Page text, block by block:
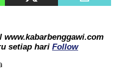
www.kabarbenggawi.com
setiap hari Follow